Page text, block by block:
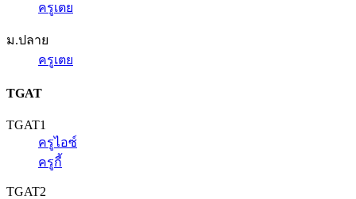
ครูเตย
ม.ปลาย
ครูเตย
TGAT
TGAT1
ครูไอซ์
ครูกี้
TGAT2